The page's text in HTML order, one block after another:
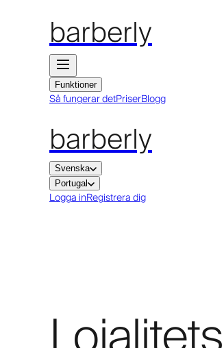
barberly
Funktioner
Så fungerar detPriserBlogg
barberly
Svenska
Portugal
Logga inRegistrera dig